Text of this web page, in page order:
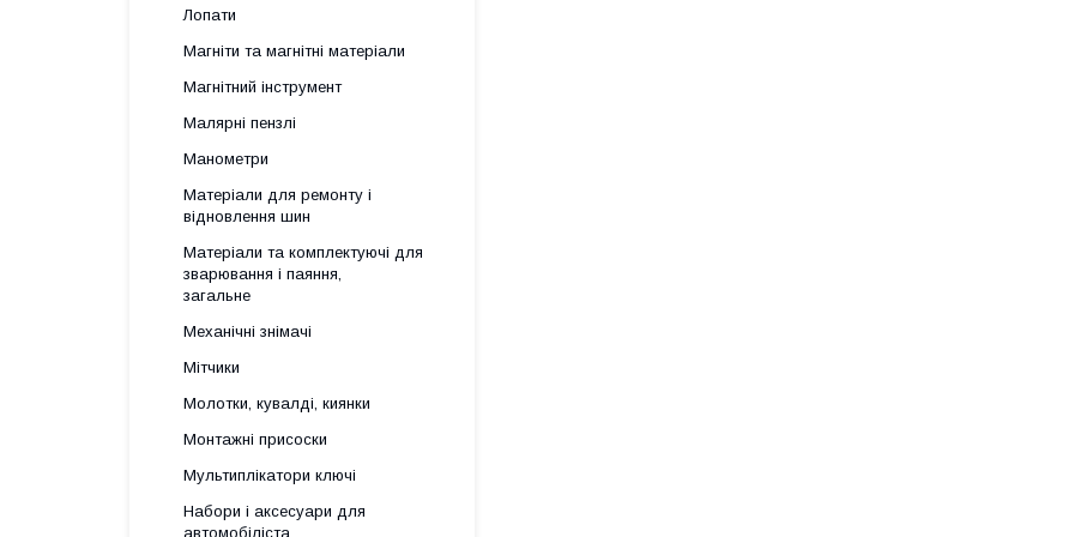
Лопати
Магніти та магнітні матеріали
Магнітний інструмент
Малярні пензлі
Манометри
Матеріали для ремонту і
відновлення шин
Матеріали та комплектуючі для
зварювання і паяння,
загальне
Механічні знімачі
Мітчики
Молотки, кувалді, киянки
Монтажні присоски
Мультиплікатори ключі
Набори і аксесуари для
автомобіліста